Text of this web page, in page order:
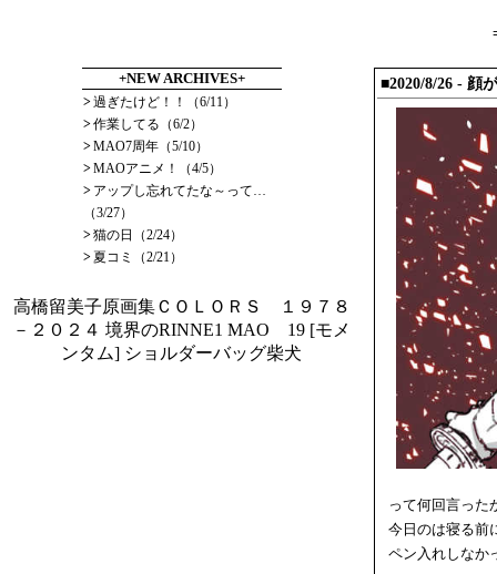
+NEW ARCHIVES+
>過ぎたけど！！（6/11）
>作業してる（6/2）
>MAO7周年（5/10）
>MAOアニメ！（4/5）
> アップし忘れてたな～って…
（3/27）
>猫の日（2/24）
>夏コミ（2/21）
高橋留美子原画集ＣＯＬＯＲＳ １９７８
－２０２４ 境界のRINNE1 MAO 19 [モメ
ンタム] ショルダーバッグ柴犬
■2020/8/26 - 顔
って何回言った
今日のは寝る前
ペン入れしなか